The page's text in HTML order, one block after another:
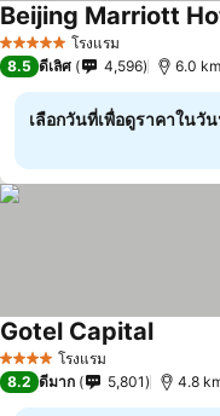
5 ดาว โรงแรม
Beijing Marriott
8.5 ดีเลิศ 4,596 6.0
เลือกวันที่เพื่อดูราคาในวั
4 ดาว โรงแรม
Gotel Capitalดูราคา
8.2 ดีมาก 5,801 4.8